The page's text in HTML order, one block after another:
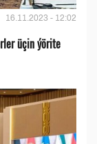
16.11.2023 - 12:02
üçin ýörite